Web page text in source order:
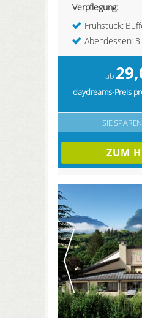
Verpflegung:
Frühstück:
Abendessen:
ab
daydreams-Preis
SIE SPAREN
ZUM